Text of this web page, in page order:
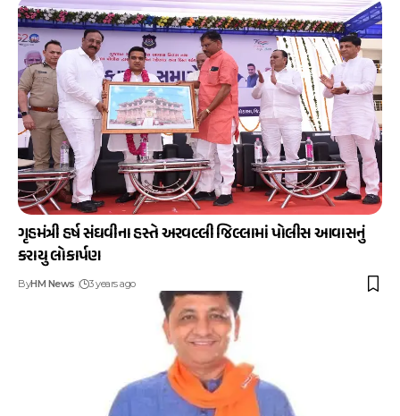
ગૃહમંત્રી હર્ષ સંઘવીના હસ્તે અરવલ્લી જિલ્લામાં પોલીસ આવાસનું
કરાયુ લોકાર્પણ
ByHM News 3 years ago